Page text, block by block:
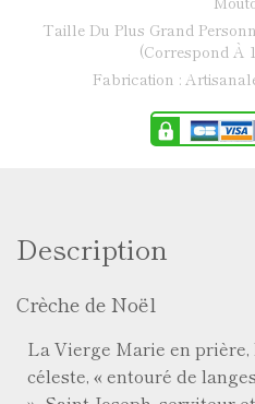
Taille Du Plus Grand
(correspond À
Fabrication :
Description
Crèche de Noël
La Vierge Marie en prière,
céleste, « entouré de